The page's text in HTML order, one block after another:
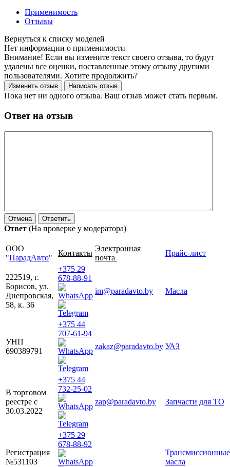
Применимость
Отзывы
Нет информации о применимости
Внимание! Если вы измените текст своего отзыва, то будут
удалены все оценки, поставленные этому отзыву другими
пользователями. Хотите продолжить?
Пока нет ни одного отзыва. Ваш отзыв может стать первым.
Ответ на отзыв
Ответ (На проверке у модератора)
ООО
"ПарадАвто"
Контакты
Электронная
почта
Прайс-лист
222519, г.
Борисов, ул.
Днепровская,
58, к. 36
+375 29
678-88-91
im@paradavto.by
Масла
УНП
690389791
+375 44
707-61-94
zakaz@paradavto.by УАЗ
В торговом
реестре с
30.03.2022
+375 44
732-25-02
zap@paradavto.by
Запчасти для ТО
Регистрация
№531103
+375 29
678-88-92
Трансмиссионные
масла